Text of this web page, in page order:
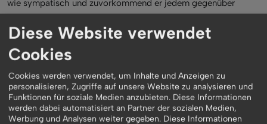
wie sympatisch und zuvorkommend er jedem gegenüber
sein Vorbild und bis heute sein Idol. Der Bomber der Nation.
Gerd Müller mit Pressesprecher Stefan Schmidt von der SpVgg
Unterhaching (3 Liga) 2012
Diese Website verwendet
Cookies
Cookies werden verwendet, um Inhalte und Anzeigen zu
personalisieren, Zugriffe auf unsere Website zu analysieren und
Funktionen für soziale Medien anzubieten. Diese Informationen
werden dabei automatisiert an Partner der sozialen Medien,
Werbung und Analysen weiter gegeben. Diese Informationen